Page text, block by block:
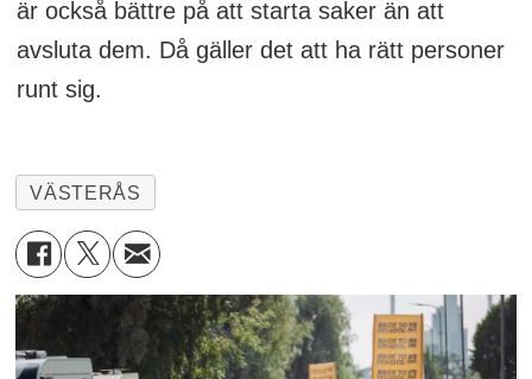
är också bättre på att starta saker än att
avsluta dem. Då gäller det att ha rätt personer
runt sig.
VÄSTERÅS